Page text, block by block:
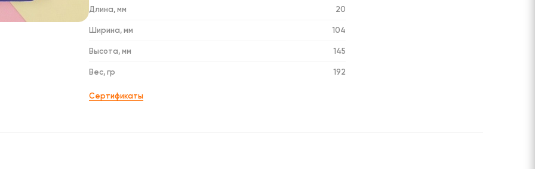
Длина, мм 20
Ширина, мм 104
Высота, мм 145
Вес, гр 192
Сертификаты